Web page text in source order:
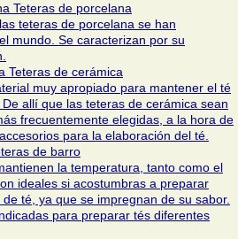
Teteras de porcelana
teteras de porcelana se han
mundo. Se caracterizan por su
Teteras de cerámica
muy apropiado para mantener el té
allí que las teteras de cerámica sean
frecuentemente elegidas, a la hora de
para la elaboración del té.
de barro
la temperatura, tanto como el
ideales si acostumbras a preparar
té, ya que se impregnan de su sabor.
para preparar tés diferentes